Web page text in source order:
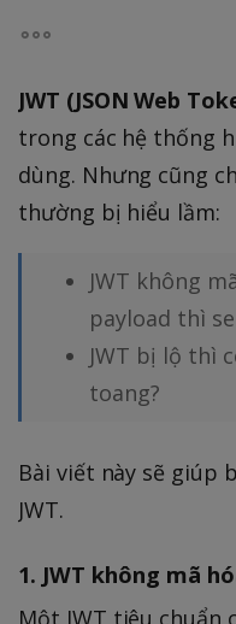
JWT (JSON Web
trong các hệ thống
dùng. Nhưng cũng
thường bị hiểu lầm:
JWT không
payload thì
JWT bị lộ thì
toang?
Bài viết này sẽ giúp
JWT.
1. JWT không mã